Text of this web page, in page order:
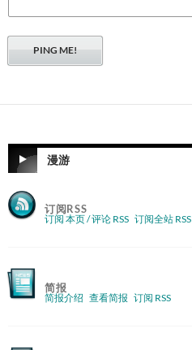
漫游
订阅RSS
订阅 本页 / 评论 RSS 订阅全站 RSS
简报
简报介绍 查看简报 订阅 RSS